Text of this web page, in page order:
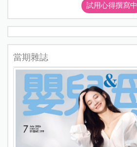
試用心得撰寫中
當期雜誌